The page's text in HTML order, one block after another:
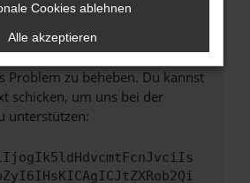
den Webseitenbetreiber.
genannten Schritte versucht
uns bitte. Wir werden
Problem zu beheben. Du kannst
schicken, um uns bei der
unterstützen:
Cookies ablehnen
Alle akzeptieren